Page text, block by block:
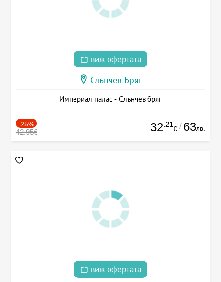
виж офертата
Слънчев Бряг
Империал палас - Слънчев бряг
-25%
42.95€ 32.21
€ / 63лв.
виж офертата